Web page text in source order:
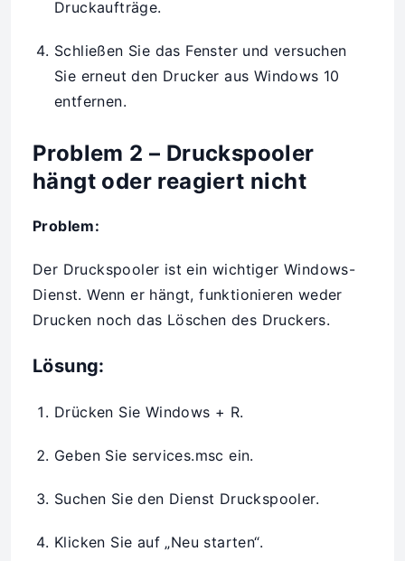
Druckaufträge.
Schließen Sie das Fenster und versuchen
Sie erneut den Drucker aus Windows 10
entfernen.
Problem 2 – Druckspooler
hängt oder reagiert nicht
Problem:
Der Druckspooler ist ein wichtiger Windows-
Dienst. Wenn er hängt, funktionieren weder
Drucken noch das Löschen des Druckers.
Lösung:
Drücken Sie Windows + R.
Geben Sie services.msc ein.
Suchen Sie den Dienst Druckspooler.
Klicken Sie auf „Neu starten“.